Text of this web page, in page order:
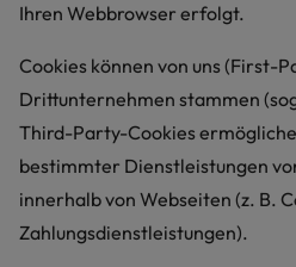
Ihren Webbrowser erfolgt.
Cookies können von uns (First-
Drittunternehmen stammen
Third-Party-Cookies
bestimmter Dienstleistungen
innerhalb von Webseiten (z. B.
Zahlungsdienstleistungen).